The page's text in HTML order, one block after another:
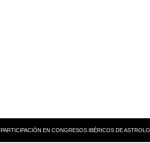
PARTICIPACIÓN EN CONGRESOS IBÉRICOS DE